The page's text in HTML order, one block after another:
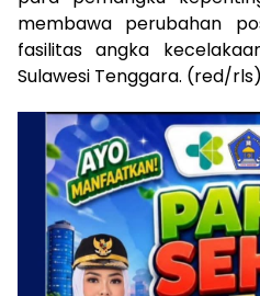
membawa perubahan
fasilitas angka
Sulawesi Tenggara. (red/rls)